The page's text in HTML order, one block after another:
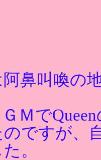
鼻叫喚の
ＭでQueen
ですが、
。